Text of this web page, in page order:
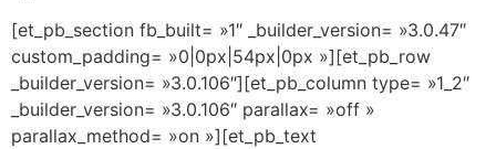
[et_pb_section fb_built= »1″ _builder_version= »3.0.47″
custom_padding= »0|0px|54px|0px »][et_pb_row
_builder_version= »3.0.106″][et_pb_column type= »1_2″
_builder_version= »3.0.106″ parallax= »off »
parallax_method= »on »][et_pb_text